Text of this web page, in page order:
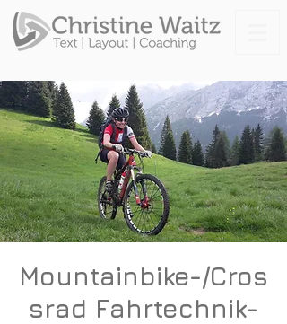
Mountainbike-/Cros
srad Fahrtechnik-